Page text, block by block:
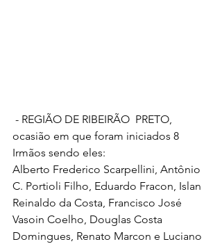
ocasião em que foram iniciados 8
Irmãos sendo eles:
Alberto Frederico Scarpellini, Antônio
C. Portioli Filho, Eduardo Fracon, Islan
Reinaldo da Costa, Francisco José
Vasoin Coelho, Douglas Costa
Domingues, Renato Marcon e Luciano